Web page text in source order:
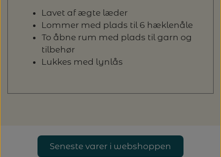
Lavet af ægte læder
Lommer med plads til 6 hæklenåle
To åbne rum med plads til garn og
tilbehør
Lukkes med lynlås
Seneste varer i webshoppen